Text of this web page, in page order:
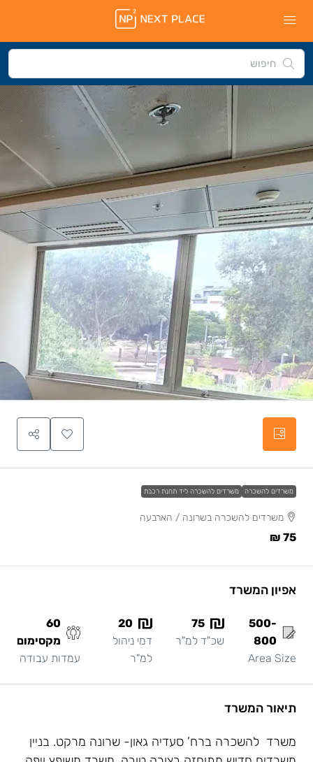
משרדים להשכרה משרדים להשכרה ליד תחנת רכבת
משרדים להשכרה בשרונה / הארבעה
75 ₪
אפיון המשרד
500-
800
Area Size
75
שכ"ד למ"ר
20
דמי ניהול
למ"ר
60
מקסימום
עמדות עבודה
תיאור המשרד
משרד להשכרה ברח’ סעדיה גאון- שרונה מרקט. בניין